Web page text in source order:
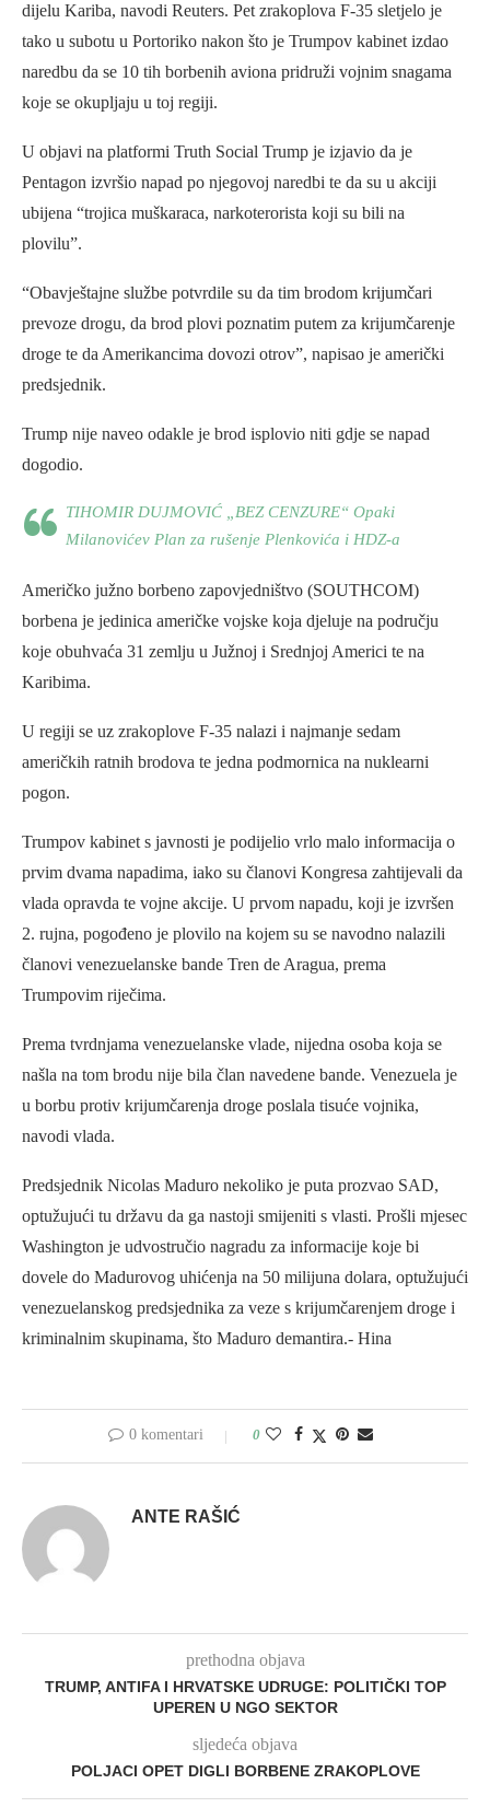
dijelu Kariba, navodi Reuters. Pet zrakoplova F-35 sletjelo je
tako u subotu u Portoriko nakon što je Trumpov kabinet izdao
naredbu da se 10 tih borbenih aviona pridruži vojnim snagama
koje se okupljaju u toj regiji.
U objavi na platformi Truth Social Trump je izjavio da je
Pentagon izvršio napad po njegovoj naredbi te da su u akciji
ubijena “trojica muškaraca, narkoterorista koji su bili na
plovilu”.
“Obavještajne službe potvrdile su da tim brodom krijumčari
prevoze drogu, da brod plovi poznatim putem za krijumčarenje
droge te da Amerikancima dovozi otrov”, napisao je američki
predsjednik.
Trump nije naveo odakle je brod isplovio niti gdje se napad
dogodio.
TIHOMIR DUJMOVIĆ „BEZ CENZURE“ Opaki
Milanovićev Plan za rušenje Plenkovića i HDZ-a
Američko južno borbeno zapovjedništvo (SOUTHCOM)
borbena je jedinica američke vojske koja djeluje na području
koje obuhvaća 31 zemlju u Južnoj i Srednjoj Americi te na
Karibima.
U regiji se uz zrakoplove F-35 nalazi i najmanje sedam
američkih ratnih brodova te jedna podmornica na nuklearni
pogon.
Trumpov kabinet s javnosti je podijelio vrlo malo informacija o
prvim dvama napadima, iako su članovi Kongresa zahtijevali da
vlada opravda te vojne akcije. U prvom napadu, koji je izvršen
2. rujna, pogođeno je plovilo na kojem su se navodno nalazili
članovi venezuelanske bande Tren de Aragua, prema
Trumpovim riječima.
Prema tvrdnjama venezuelanske vlade, nijedna osoba koja se
našla na tom brodu nije bila član navedene bande. Venezuela je
u borbu protiv krijumčarenja droge poslala tisuće vojnika,
navodi vlada.
Predsjednik Nicolas Maduro nekoliko je puta prozvao SAD,
optužujući tu državu da ga nastoji smijeniti s vlasti. Prošli mjesec
Washington je udvostručio nagradu za informacije koje bi
dovele do Madurovog uhićenja na 50 milijuna dolara, optužujući
venezuelanskog predsjednika za veze s krijumčarenjem droge i
kriminalnim skupinama, što Maduro demantira.- Hina
0 komentari 0
ANTE RAŠIĆ
prethodna objava
TRUMP, ANTIFA I HRVATSKE UDRUGE: POLITIČKI TOP
UPEREN U NGO SEKTOR
sljedeća objava
POLJACI OPET DIGLI BORBENE ZRAKOPLOVE